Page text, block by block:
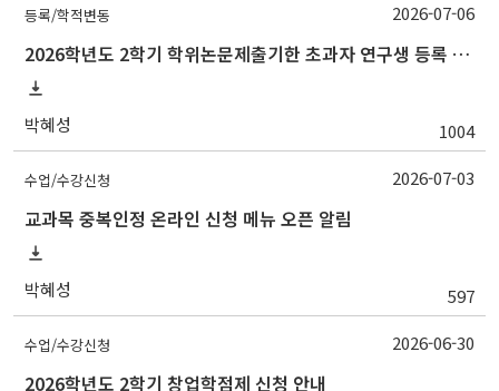
등록/학적변동
2026학년도 2학기 학위논문제출기한 초과자 연구생 등록 신청 안내
박혜성 1004
2026-07-06
수업/수강신청
교과목 중복인정 온라인 신청 메뉴 오픈 알림
박혜성 597
2026-07-03
수업/수강신청
2026학년도 2학기 창업학점제 신청 안내
2026-06-30